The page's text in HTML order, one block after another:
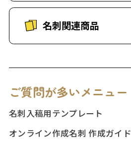
名刺関連商品
ご質問が多いメニュー
名刺入稿用テンプレート
オンライン作成名刺 作成ガイド